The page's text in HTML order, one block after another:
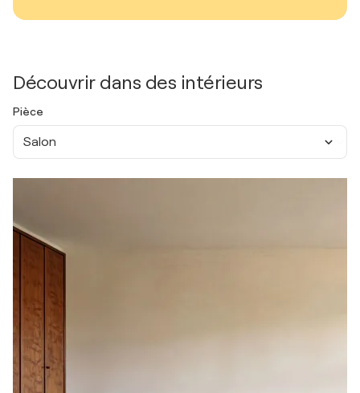
Découvrir dans des intérieurs
Pièce
Salon